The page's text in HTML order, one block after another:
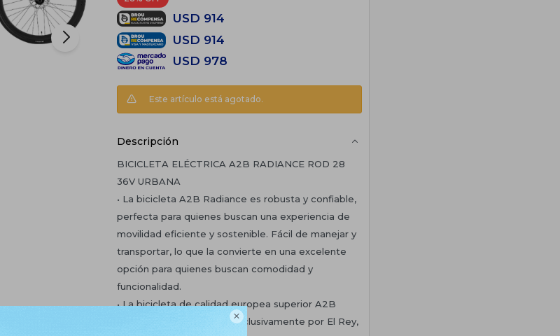

USD 914
USD 914
USD 978
Este artículo está agotado.
Descripción
BICICLETA ELÉCTRICA A2B RADIANCE ROD 28
36V URBANA
• La bicicleta A2B Radiance es robusta y confiable,
perfecta para quienes buscan una experiencia de
movilidad eficiente y sostenible. Fácil de manejar y
transportar, lo que la convierte en una excelente
opción para quienes buscan comodidad y
funcionalidad.
• La bicicleta de calidad europea superior A2B
Radiance, es importada exclusivamente por El Rey,